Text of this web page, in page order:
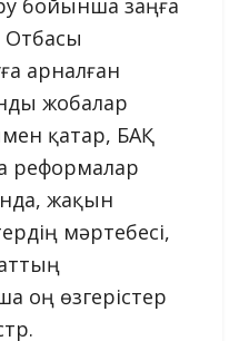
Отбасы
арналған
жобалар
қатар, БАҚ
реформалар
жақын
мәртебесі,
оң өзгерістер